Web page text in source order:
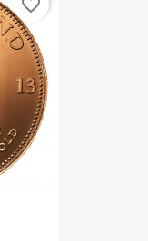
favorite_border